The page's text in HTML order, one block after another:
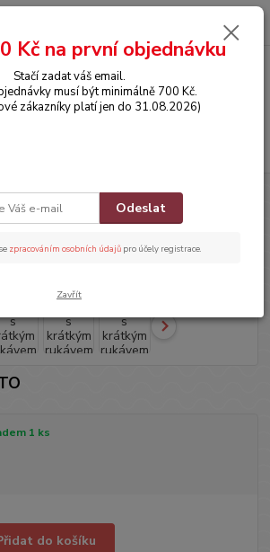
0,00 Kč
s krátkým rukávem
rukávem
1 ks
do košíku
Kč na první objednávku
Stačí zadat váš email.
musí být minimálně 700 Kč.
zákazníky platí jen do 31.08.2026)
Odeslat
zpracováním osobních údajů pro účely registrace.
Zavřít